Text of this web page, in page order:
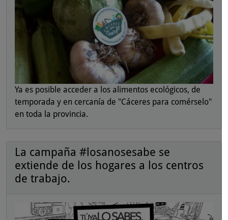
Ya es posible acceder a los alimentos ecológicos, de
temporada y en cercanía de "Cáceres para comérselo"
en toda la provincia.
La campaña #losanosesabe se
extiende de los hogares a los centros
de trabajo.